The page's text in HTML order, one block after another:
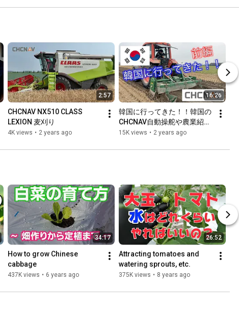
2:57
CHCNAV NX510 CLASS
LEXION 麦刈り
4K views • 2 years ago
16:26
韓国に行ってきた！！韓国の
CHCNAV自動操舵や農業紹介
＃1380
15K views • 2 years ago
34:17
How to grow Chinese
cabbage
437K views • 6 years ago
26:52
Attracting tomatoes and
watering sprouts, etc.
375K views • 8 years ago